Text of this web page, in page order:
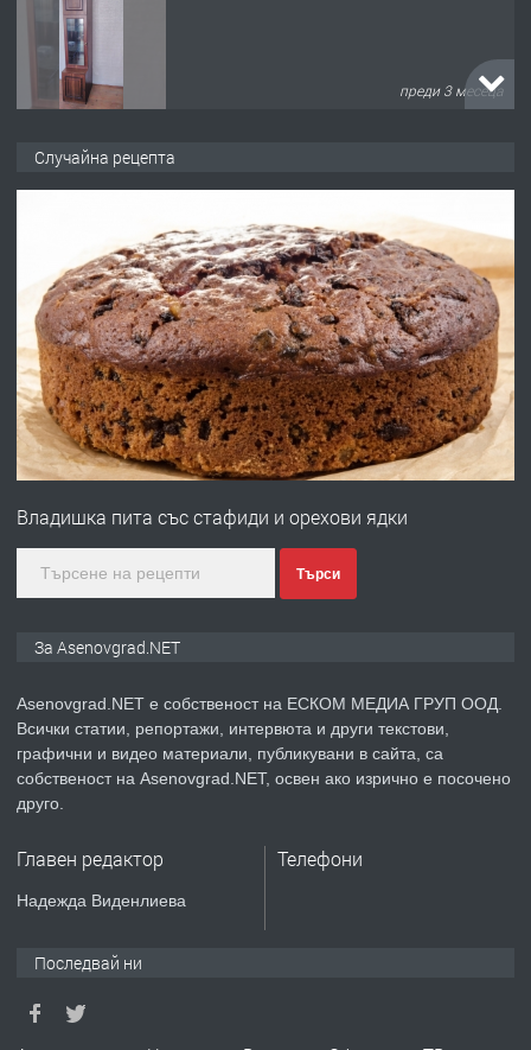
преди 3 месеца
преди 10 месеца
ПРЕДЛАГА
Професионална броячна машина -
със сертификат от ЕЦБ
преди 1 година
ПРЕДЛАГА
Професионална зеленчукорезачка
преди 2 години
ПРЕДЛАГА
Давам индивидуалани уроци по
Случайна рецепта
Владишка пита със стафиди и орехови ядки
Търси
За Asenovgrad.NET
Asenovgrad.NET е собственост на ЕСКОМ МЕДИА ГРУП ООД.
Всички статии, репортажи, интервюта и други текстови,
графични и видео материали, публикувани в сайта, са
собственост на Asenovgrad.NET, освен ако изрично е посочено
друго.
Главен редактор
Надежда Виденлиева
Телефони
Последвай ни